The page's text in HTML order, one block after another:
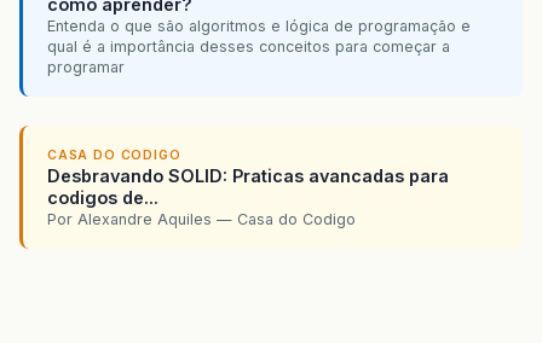
como aprender?
Entenda o que são algoritmos e lógica de programação e
qual é a importância desses conceitos para começar a
programar
CASA DO CODIGO
Desbravando SOLID: Praticas avancadas para
codigos de...
Por Alexandre Aquiles — Casa do Codigo